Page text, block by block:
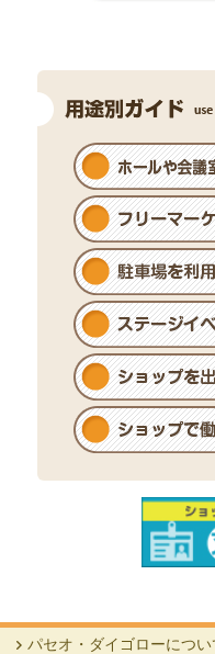
【大垣書店】「国
売 ご予約受付中
西3F 大垣書店
【レディースフ
えております
西1F レディースフ
【ダイゴ花苑】
西2F ダイゴ花苑
【カラット】
西3F carat
夏にしよう！
コパンスポ
【かつ屋】薬味
【杵屋】夏だぁ！
パセオ・ダイゴローについ